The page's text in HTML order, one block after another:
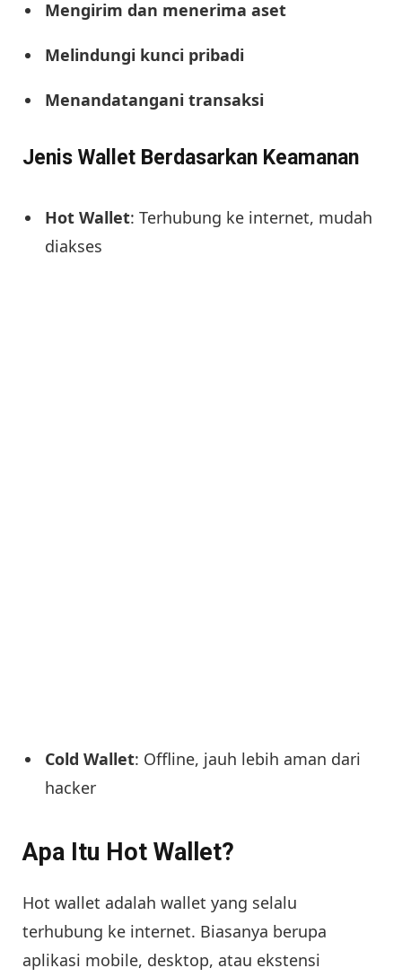
Mengirim dan menerima aset
Melindungi kunci pribadi
Menandatangani transaksi
Jenis Wallet Berdasarkan Keamanan
Hot Wallet: Terhubung ke internet, mudah
diakses
Cold Wallet: Offline, jauh lebih aman dari
hacker
Apa Itu Hot Wallet?
Hot wallet adalah wallet yang selalu
terhubung ke internet. Biasanya berupa
aplikasi mobile, desktop, atau ekstensi